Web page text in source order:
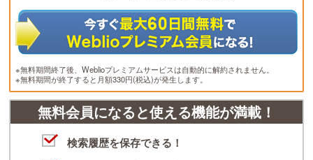
※無料期間終了後、Weblioプレミアムサービスは自動的に解約されません。
※無料期間が終了すると月額330円(税込)が発生します。
無料会員になると使える機能が満載！
検索履歴を保存できる！